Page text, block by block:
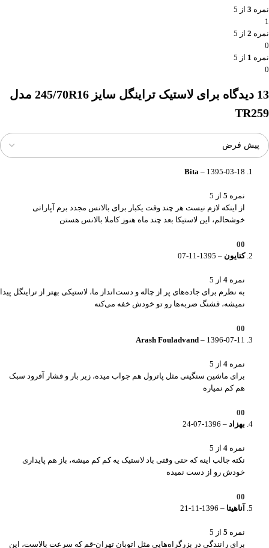
نمره 3 از 5
1
نمره 2 از 5
0
نمره 1 از 5
0
13 دیدگاه برای
لاستیک تراینگل سایز 245/70R16 مدل
TR259
Bita – 1395-03-18
نمره 5 از 5
از اینکه لازم نیست هر چند وقت یکبار برای بالانس مجدد برم آپاراتی
خوشحالم، این لاستیکا بعد چند ماه هنوز کاملا بالانس هستن
0
0
کتایون –
1395-11-07
نمره 4 از 5
به نظرم برای جاده‌های پر از چاله و دست‌انداز ما، لاستیکی بهتر از تراینگل پیدا
نمیشه، قشنگ ضربه‌ها رو تو خودش خفه می‌کنه
0
0
Arash Fouladvand – 1396-07-11
نمره 4 از 5
برای ماشین سنگینی مثل پاترول هم جواب میده، زیر بار و فشار آفرود سبک
هم کم نمیاره
0
0
بهزاد –
1396-07-24
نمره 4 از 5
نکته جالب اینه که حتی وقتی باد لاستیک یه کم کم میشه، باز هم پایداری
خودش رو از دست نمیده
0
0
آناهیتا –
1396-11-21
نمره 5 از 5
برای رانندگی در بزرگراه‌هایی مثل اتوبان تهران-قم که سرعت بالاست، این